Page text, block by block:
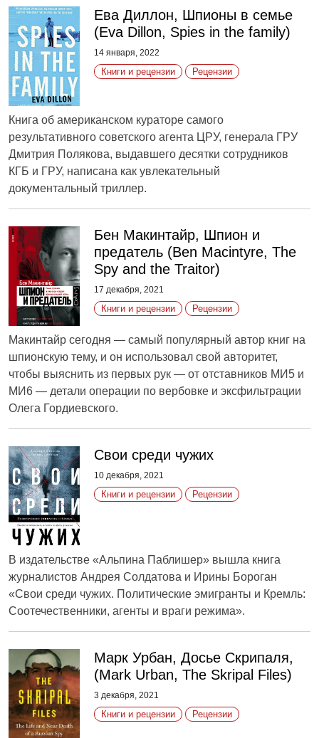
Ева Диллон, Шпионы в семье
(Eva Dillon, Spies in the family)
14 января, 2022
Книги и рецензии Рецензии
Книга об американском кураторе самого
результативного советского агента ЦРУ, генерала ГРУ
Дмитрия Полякова, выдавшего десятки сотрудников
КГБ и ГРУ, написана как увлекательный
документальный триллер.
Бен Макинтайр, Шпион и
предатель (Ben Macintyre, The
Spy and the Traitor)
17 декабря, 2021
Книги и рецензии Рецензии
Макинтайр сегодня — самый популярный автор книг на
шпионскую тему, и он использовал свой авторитет,
чтобы выяснить из первых рук — от отставников МИ5 и
МИ6 — детали операции по вербовке и эксфильтрации
Олега Гордиевского.
Свои среди чужих
10 декабря, 2021
Книги и рецензии Рецензии
В издательстве «Альпина Паблишер» вышла книга
журналистов Андрея Солдатова и Ирины Бороган
«Свои среди чужих. Политические эмигранты и Кремль:
Соотечественники, агенты и враги режима».
Марк Урбан, Досье Скрипаля,
(Mark Urban, The Skripal Files)
3 декабря, 2021
Книги и рецензии Рецензии